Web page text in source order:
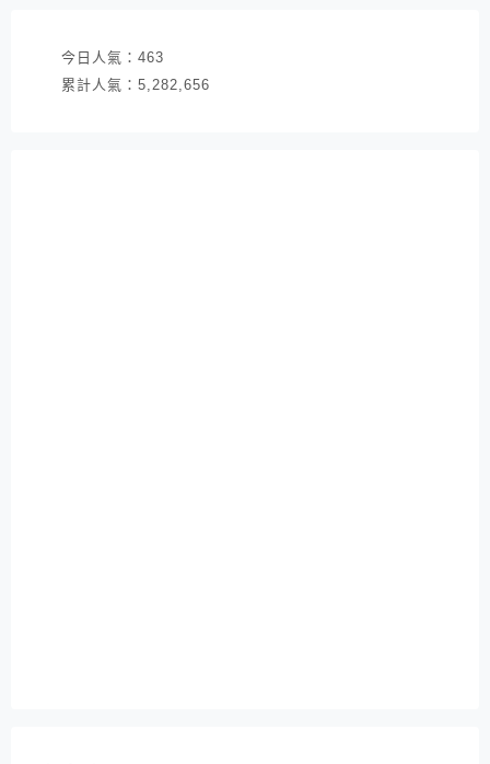
今日人氣： 463
累計人氣： 5,282,656